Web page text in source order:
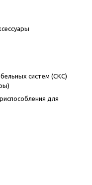
систем (СКС)
для